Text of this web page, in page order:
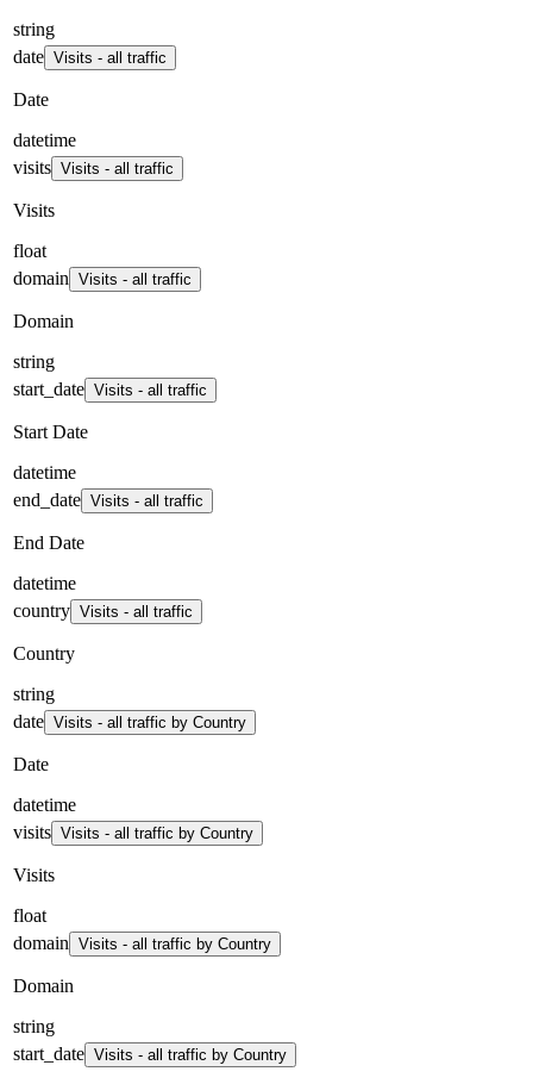
string
date Visits - all traffic
Date
datetime
visits Visits - all traffic
Visits
float
domain Visits - all traffic
Domain
string
start_date Visits - all traffic
Start Date
datetime
end_date Visits - all traffic
End Date
datetime
country Visits - all traffic
Country
string
date Visits - all traffic by Country
Date
datetime
visits Visits - all traffic by Country
Visits
float
domain Visits - all traffic by Country
Domain
string
start_date Visits - all traffic by Country